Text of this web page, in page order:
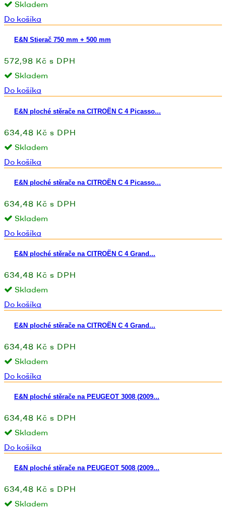
Skladem
Do košíka
E&N Stierač 750 mm + 500 mm
572,98 Kč s DPH
Skladem
Do košíka
E&N ploché stěrače na CITROËN C 4 Picasso...
634,48 Kč s DPH
Skladem
Do košíka
E&N ploché stěrače na CITROËN C 4 Picasso...
634,48 Kč s DPH
Skladem
Do košíka
E&N ploché stěrače na CITROËN C 4 Grand...
634,48 Kč s DPH
Skladem
Do košíka
E&N ploché stěrače na CITROËN C 4 Grand...
634,48 Kč s DPH
Skladem
Do košíka
E&N ploché stěrače na PEUGEOT 3008 (2009...
634,48 Kč s DPH
Skladem
Do košíka
E&N ploché stěrače na PEUGEOT 5008 (2009...
634,48 Kč s DPH
Skladem